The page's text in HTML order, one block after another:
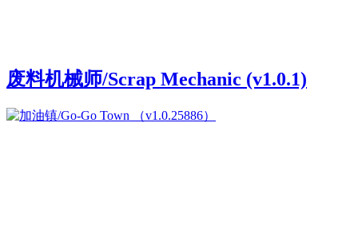
废料机械师/Scrap Mechanic (v1.0.1)